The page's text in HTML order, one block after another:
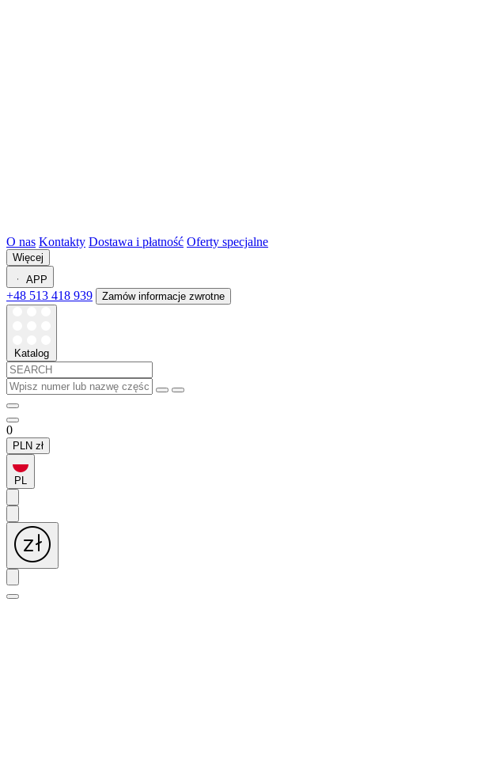
O nas Kontakty Dostawa i płatność Oferty specjalne
Więcej
APP
+48 513 418 939 Zamów informacje zwrotne
Katalog
0
PLN zł
PL